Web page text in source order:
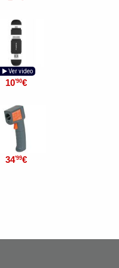
Ver video
10'90€
34'99€